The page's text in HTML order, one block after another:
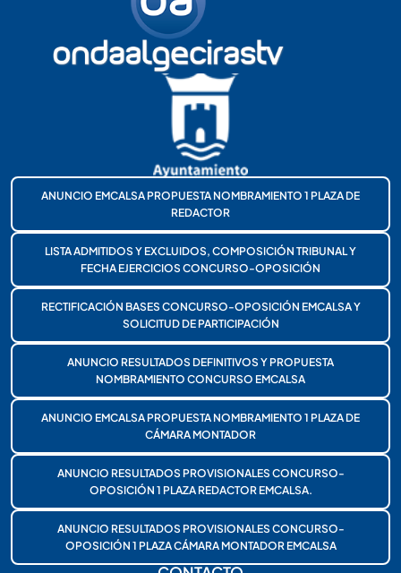
ANUNCIO EMCALSA PROPUESTA NOMBRAMIENTO 1 PLAZA DE
REDACTOR
LISTA ADMITIDOS Y EXCLUIDOS, COMPOSICIÓN TRIBUNAL Y
FECHA EJERCICIOS CONCURSO-OPOSICIÓN
RECTIFICACIÓN BASES CONCURSO-OPOSICIÓN EMCALSA Y
SOLICITUD DE PARTICIPACIÓN
ANUNCIO RESULTADOS DEFINITIVOS Y PROPUESTA
NOMBRAMIENTO CONCURSO EMCALSA
ANUNCIO EMCALSA PROPUESTA NOMBRAMIENTO 1 PLAZA DE
CÁMARA MONTADOR
ANUNCIO RESULTADOS PROVISIONALES CONCURSO-
OPOSICIÓN 1 PLAZA REDACTOR EMCALSA.
ANUNCIO RESULTADOS PROVISIONALES CONCURSO-
OPOSICIÓN 1 PLAZA CÁMARA MONTADOR EMCALSA